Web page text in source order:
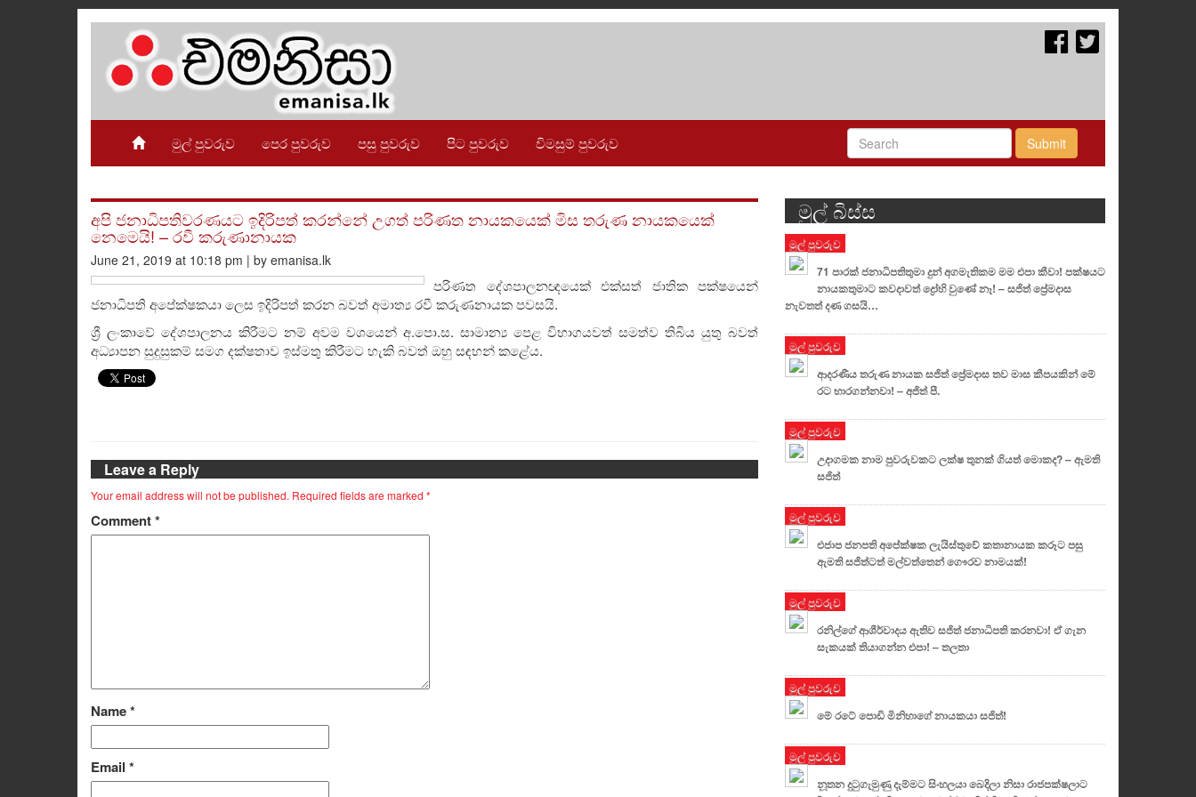
මුල් පුවරුව පෙර පුවරුව පසු පුවරුව පිට පුවරුව විමසුම් පුවරුව Submit
අපි ජනාධිපතිවරණයට ඉදිරිපත් කරන්නේ උගත් පරිණත නායකයෙක් මිස තරුණ නායකයෙක්
නෙමෙයි! – රවී කරුණානායක
June 21, 2019 at 10:18 pm | by emanisa.lk
පරිණත දේශපාලනඥයෙක් එක්සත් ජාතික පක්ෂයෙන්
ජනාධිපති අපේක්ෂකයා ලෙස ඉදිරිපත් කරන බවත් අමාත්‍ය රවී කරුණනායක පවසයි.
ශ්‍රී ලංකාවේ දේශපාලනය කිරීමට නම් අවම වශයෙන් අ.පො.ස. සාමාන්‍ය පෙළ විභාගයවත් සමත්ව තිබිය යුතු බවත්
අධ්‍යාපන සුදුසුකම් සමග දක්ෂතාව ඉස්මතු කිරීමට හැකි බවත් ඔහු සඳහන් කළේය.
Leave a Reply
Your email address will not be published. Required fields are marked *
Comment*
Name*
Email *
මුල් බිස්ස
මුල් පුවරුව
71 පාරක් ජනාධිපතිතුමා දුන් අගමැතිකම මම එපා කීවා! පක්ෂයට
නායකතුමාට කවදාවත් ද්‍රෝහි වුණේ නෑ! – සජිත් ප්‍රේමදාස
නැවතත් දණ ගසයි…
මුල් පුවරුව
ආදරණීය තරුණ නායක සජිත් ප්‍රේමදාස තව මාස කීපයකින් මේ
රට භාරගන්නවා! – අජිත් පී.
මුල් පුවරුව
උදාගමක නාම පුවරුවකට ලක්ෂ තුනක් ගියත් මොකද? – ඇමති
සජිත්
මුල් පුවරුව
එජාප ජනපති අපේක්ෂක ලැයිස්තුවේ කතානායක කරූට පසු
ඇමති සජිත්ටත් මල්වත්තෙන් ගෞරව නාමයක්!
මුල් පුවරුව
රනිල්ගේ ආශීර්වාදය ඇතිව සජිත් ජනාධිපති කරනවා! ඒ ගැන
සැකයක් තියාගන්න එපා! – තලතා
මුල් පුවරුව
මේ රටේ පොඩි මිනිහාගේ නායකයා සජිත්!
මුල් පුවරුව
නූතන දුටුගැමුණු දැම්මට සිංහලයා බෙදිලා නිසා රාජපක්ෂලාට